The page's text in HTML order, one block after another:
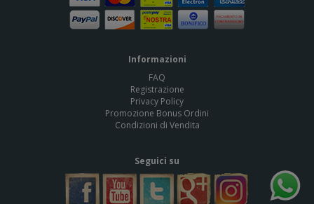
Informazioni
FAQ
Registrazione
Privacy Policy
Promozione Bonus Ordini
Condizioni di Vendita
Seguici su